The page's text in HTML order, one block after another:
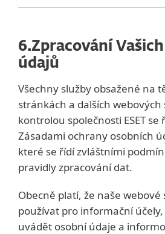
6.Zpracování
údajů
Všechny služby obsažené na
stránkách a dalších
kontrolou společnosti ESET
Zásadami ochrany osobních
které se řídí zvláštními
pravidly zpracování dat.
Obecně platí, že naše
používat pro informační
uvádět osobní údaje a